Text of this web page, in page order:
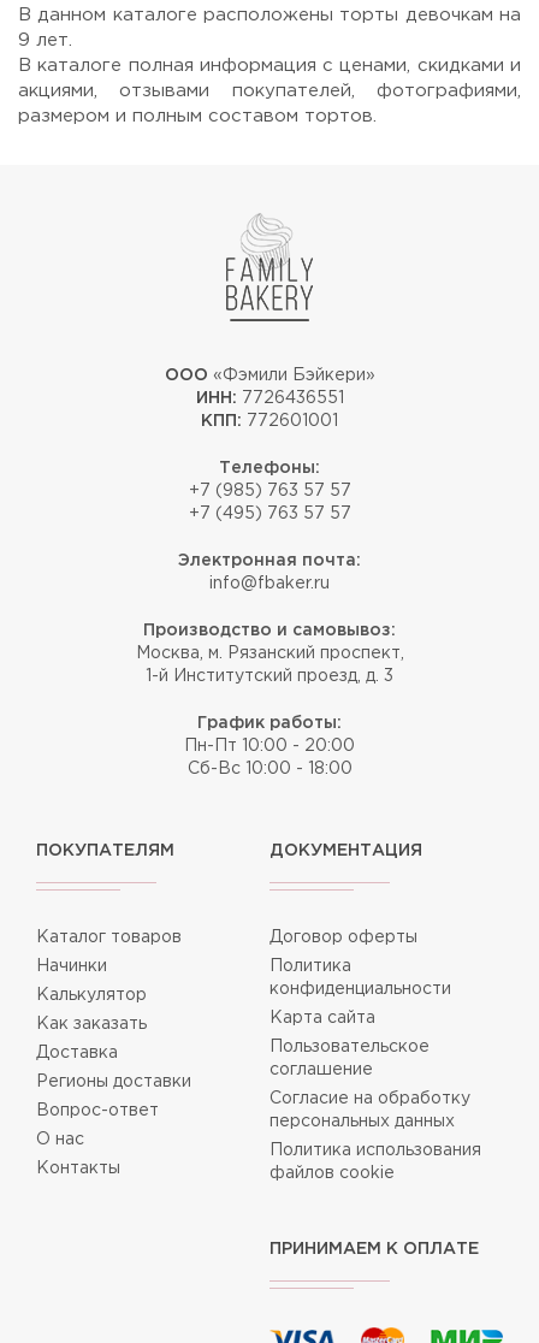
В данном каталоге расположены торты девочкам на
9 лет.
В каталоге полная информация с ценами, скидками и
акциями, отзывами покупателей, фотографиями,
размером и полным составом тортов.
ООО «Фэмили Бэйкери»
ИНН: 7726436551
КПП: 772601001
Телефоны:
+7 (985) 763 57 57
+7 (495) 763 57 57
Электронная почта:
info@fbaker.ru
Производство и самовывоз:
Москва, м. Рязанский проспект,
1-й Институтский проезд, д. 3
График работы:
Пн-Пт 10:00 - 20:00
Сб-Вс 10:00 - 18:00
ПОКУПАТЕЛЯМ
Каталог товаров
Начинки
Калькулятор
Как заказать
Доставка
Регионы доставки
Вопрос-ответ
О нас
Контакты
ДОКУМЕНТАЦИЯ
Договор оферты
Политика
конфиденциальности
Карта сайта
Пользовательское
соглашение
Согласие на обработку
персональных данных
Политика использования
файлов cookie
ПРИНИМАЕМ К ОПЛАТЕ